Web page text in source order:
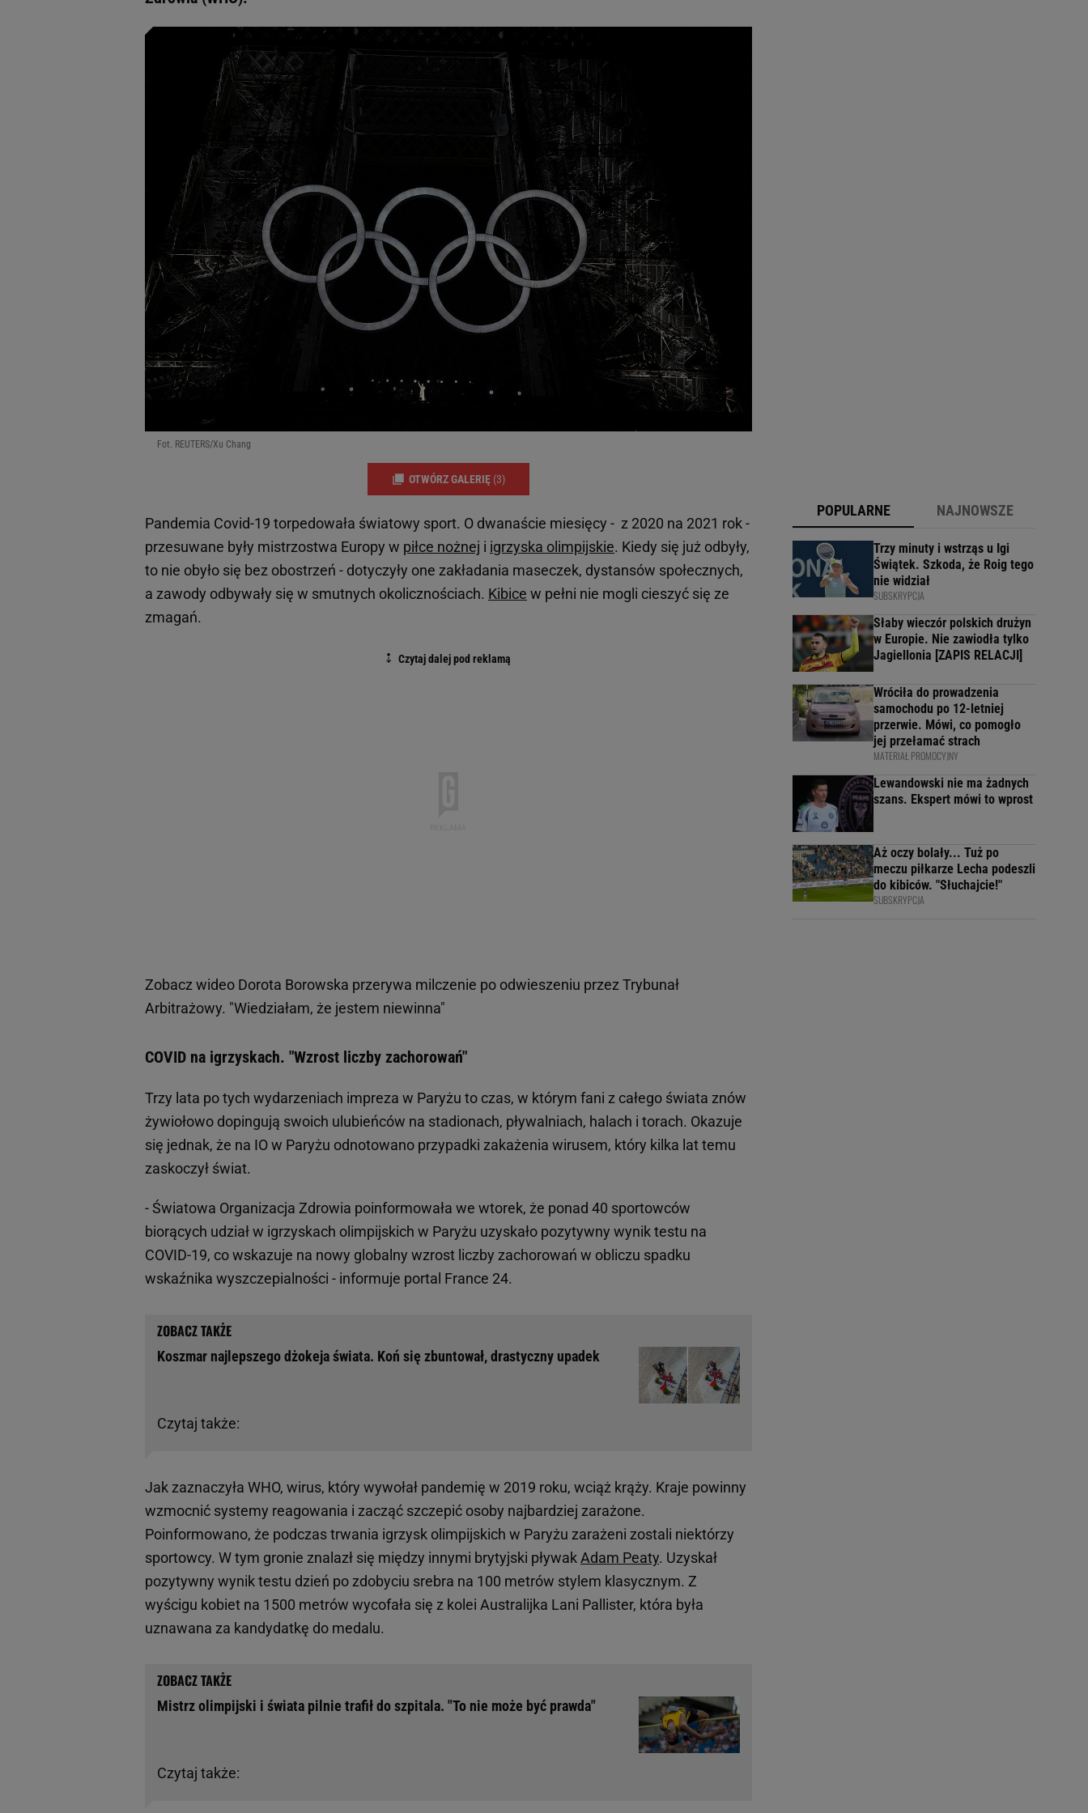
Fot. REUTERS/Xu Chang
OTWÓRZ GALERIĘ (3)
Pandemia Covid-19 torpedowała światowy sport. O dwanaście miesięcy - z 2020 na 2021 rok -
przesuwane były mistrzostwa Europy w piłce nożnej i igrzyska olimpijskie. Kiedy się już odbyły,
to nie obyło się bez obostrzeń - dotyczyły one zakładania maseczek, dystansów społecznych,
a zawody odbywały się w smutnych okolicznościach. Kibice w pełni nie mogli cieszyć się ze
zmagań.
Zobacz wideo Dorota Borowska przerywa milczenie po odwieszeniu przez Trybunał
Arbitrażowy. "Wiedziałam, że jestem niewinna"
COVID na igrzyskach. "Wzrost liczby zachorowań"
Trzy lata po tych wydarzeniach impreza w Paryżu to czas, w którym fani z całego świata znów
żywiołowo dopingują swoich ulubieńców na stadionach, pływalniach, halach i torach. Okazuje
się jednak, że na IO w Paryżu odnotowano przypadki zakażenia wirusem, który kilka lat temu
zaskoczył świat.
- Światowa Organizacja Zdrowia poinformowała we wtorek, że ponad 40 sportowców
biorących udział w igrzyskach olimpijskich w Paryżu uzyskało pozytywny wynik testu na
COVID-19, co wskazuje na nowy globalny wzrost liczby zachorowań w obliczu spadku
wskaźnika wyszczepialności - informuje portal France 24.
Czytaj także:
Koszmar najlepszego dżokeja świata. Koń się zbuntował, drastyczny upadek
Jak zaznaczyła WHO, wirus, który wywołał pandemię w 2019 roku, wciąż krąży. Kraje powinny
wzmocnić systemy reagowania i zacząć szczepić osoby najbardziej zarażone.
Poinformowano, że podczas trwania igrzysk olimpijskich w Paryżu zarażeni zostali niektórzy
sportowcy. W tym gronie znalazł się między innymi brytyjski pływakAdam Peaty. Uzyskał
pozytywny wynik testu dzień po zdobyciu srebra na 100 metrów stylem klasycznym. Z
wyścigu kobiet na 1500 metrów wycofała się z kolei Australijka Lani Pallister, która była
uznawana za kandydatkę do medalu.
Czytaj także:
Mistrz olimpijski i świata pilnie trafił do szpitala. "To nie może być prawda"
POPULARNE NAJNOWSZE
Trzy minuty i wstrząs u Igi
Świątek. Szkoda, że Roig tego
nie widział
SUBSKRYPCJA
Słaby wieczór polskich drużyn
w Europie. Nie zawiodła tylko
Jagiellonia [ZAPIS RELACJI]
Wróciła do prowadzenia
samochodu po 12-letniej
przerwie. Mówi, co pomogło
jej przełamać strach
MATERIAŁ PROMOCYJNY
Lewandowski nie ma żadnych
szans. Ekspert mówi to wprost
Aż oczy bolały... Tuż po
meczu piłkarze Lecha podeszli
do kibiców. "Słuchajcie!"
SUBSKRYPCJA